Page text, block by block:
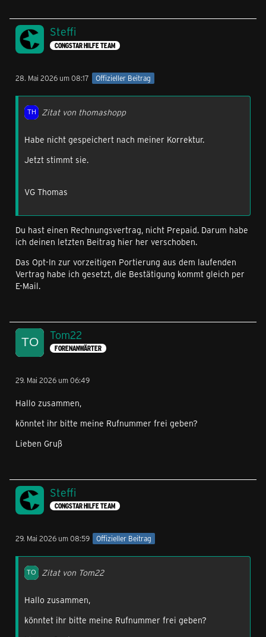
Steffi
CONGSTAR HILFE TEAM
28. Mai 2026 um 08:17 Offizieller Beitrag
Zitat von thomashopp
Habe nicht gespeichert nach meiner Korrektur.
Jetzt stimmt sie.
VG Thomas
Du hast einen Rechnungsvertrag, nicht Prepaid. Darum habe
ich deinen letzten Beitrag hier her verschoben.
Das Opt-In zur vorzeitigen Portierung aus dem laufenden
Vertrag habe ich gesetzt, die Bestätigung kommt gleich per
E-Mail.
Tom22
FORENANWÄRTER
29. Mai 2026 um 06:49
Hallo zusammen,
könntet ihr bitte meine Rufnummer frei geben?
Lieben Gruß
Steffi
CONGSTAR HILFE TEAM
29. Mai 2026 um 08:59 Offizieller Beitrag
Zitat von Tom22
Hallo zusammen,
könntet ihr bitte meine Rufnummer frei geben?